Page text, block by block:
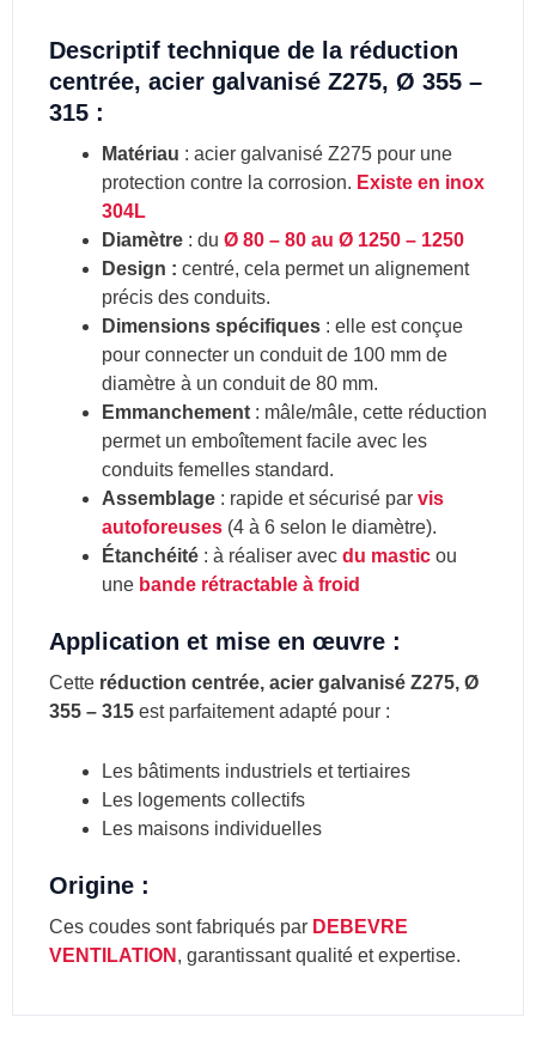
Descriptif technique de la réduction
centrée, acier galvanisé Z275, Ø 355 –
315 :
Matériau : acier galvanisé Z275 pour une
protection contre la corrosion. Existe en inox
304L
Diamètre: du Ø 80 – 80 au Ø 1250 – 1250
Design : centré, cela permet un alignement
précis des conduits.
Dimensions spécifiques: elle est conçue
pour connecter un conduit de 100 mm de
diamètre à un conduit de 80 mm.
Emmanchement: mâle/mâle, cette réduction
permet un emboîtement facile avec les
conduits femelles standard.
Assemblage: rapide et sécurisé par vis
autoforeuses(4 à 6 selon le diamètre).
Étanchéité: à réaliser avec du mastic ou
une bande rétractable à froid
Application et mise en œuvre :
Cette réduction centrée, acier galvanisé Z275, Ø
355 – 315 est parfaitement adapté pour :
Les bâtiments industriels et tertiaires
Les logements collectifs
Les maisons individuelles
Origine :
Ces coudes sont fabriqués par DEBEVRE
VENTILATION , garantissant qualité et expertise.